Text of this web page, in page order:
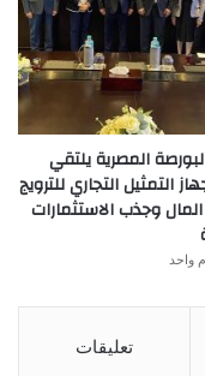
المصرية يلتقي
التمثيل التجاري للترويج
وجذب الاستثمارات
واحد
تعليقات